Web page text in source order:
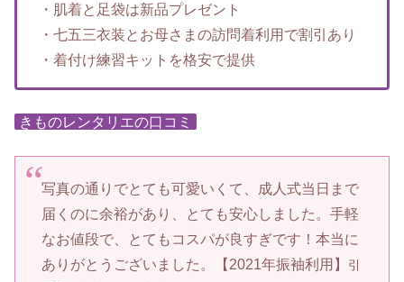
・肌着と足袋は新品プレゼント
・七五三衣装とお母さまの訪問着利用で割引あり
・着付け練習キットを格安で提供
きものレンタリエの口コミ
写真の通りでとても可愛いくて、成人式当日まで
届くのに余裕があり、とても安心しました。手軽
なお値段で、とてもコスパが良すぎです！本当に
ありがとうございました。【2021年振袖利用】
引